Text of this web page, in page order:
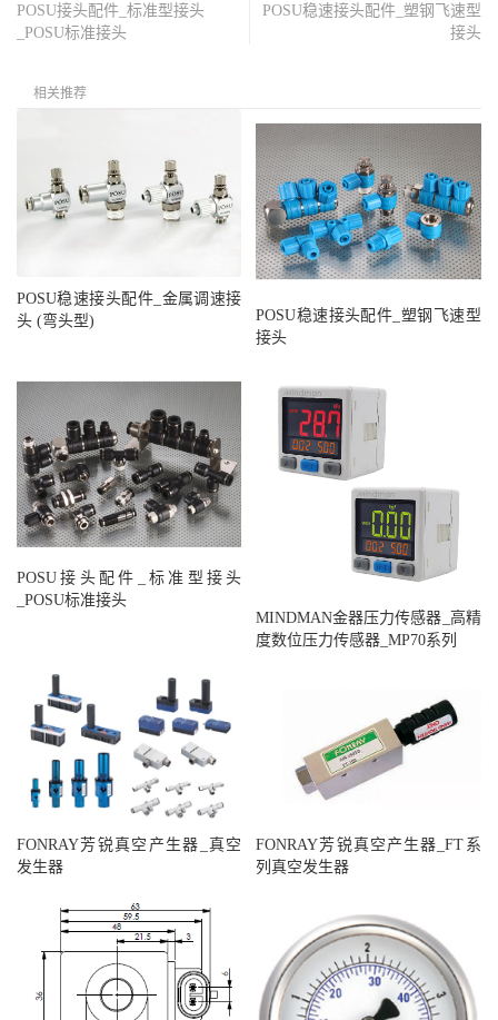
POSU接头配件_标准型接头
_POSU标准接头
POSU稳速接头配件_塑钢飞速型
接头
相关推荐
POSU稳速接头配件_金属调速接
头 (弯头型)
POSU稳速接头配件_塑钢飞速型
接头
POSU接头配件_标准型接头
_POSU标准接头
MINDMAN金器压力传感器_高精
度数位压力传感器_MP70系列
FONRAY芳锐真空产生器_真空
发生器
FONRAY芳锐真空产生器_FT系
列真空发生器